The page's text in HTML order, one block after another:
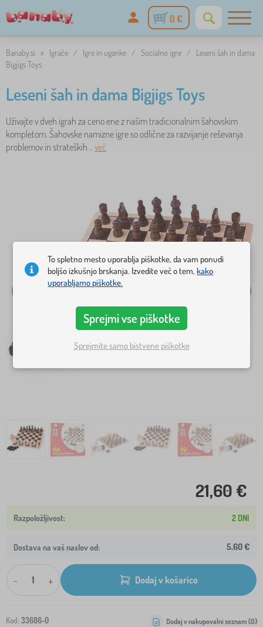
0 €
Banaby.si » Igrače / Igre in uganke / Socialno igre /
Leseni šah in dama
Bigjigs Toys
Leseni šah in dama Bigjigs Toys
Uživajte v dveh igrah za ceno ene z našim tradicionalnim šahovskim
kompletom. Šahovske namizne igre so odlične za razvijanje reševanja
problemov in strateških .. več
21,60 €
2 DNI
Dostava na vaš naslov od: 5,60 €
- + Dodaj v košarico
Kod: 33686-0 Dodaj v nakupovalni seznam (0)
To spletno mesto uporablja piškotke, da vam ponudi
boljšo izkušnjo brskanja. Izvedite več o tem,kako
uporabljamo piškotke.
Sprejmi vse piškotke
Sprejmite samo bistvene piškotke